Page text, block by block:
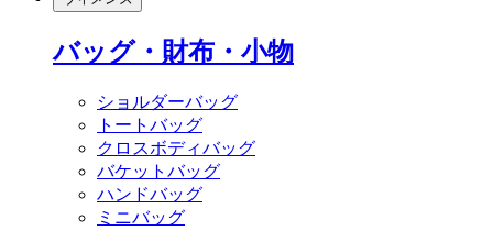
バッグ・財布・小物
ショルダーバッグ
トートバッグ
クロスボディバッグ
バケットバッグ
ハンドバッグ
ミニバッグ